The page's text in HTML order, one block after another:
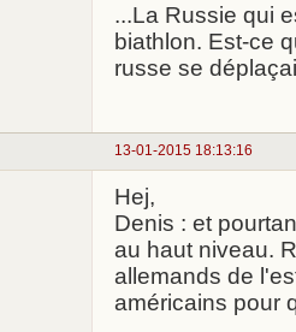
...La Russie qui
biathlon. Est-ce
russe se
13-01-2015 18:13:16
Hej,
Denis : et
au haut niveau.
allemands de
américains pour